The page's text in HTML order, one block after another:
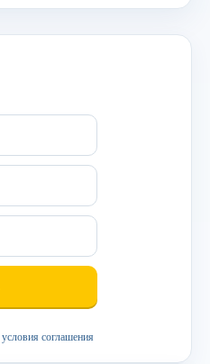
условия соглашения